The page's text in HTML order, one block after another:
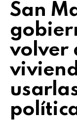
San
volver